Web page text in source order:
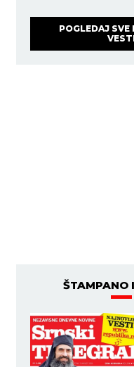
POGLEDAJ SVE
ŠTAMPANO